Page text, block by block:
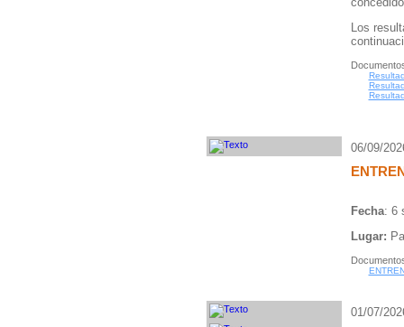
Los
06/09/
Fecha: 6
Lugar:
01/07/